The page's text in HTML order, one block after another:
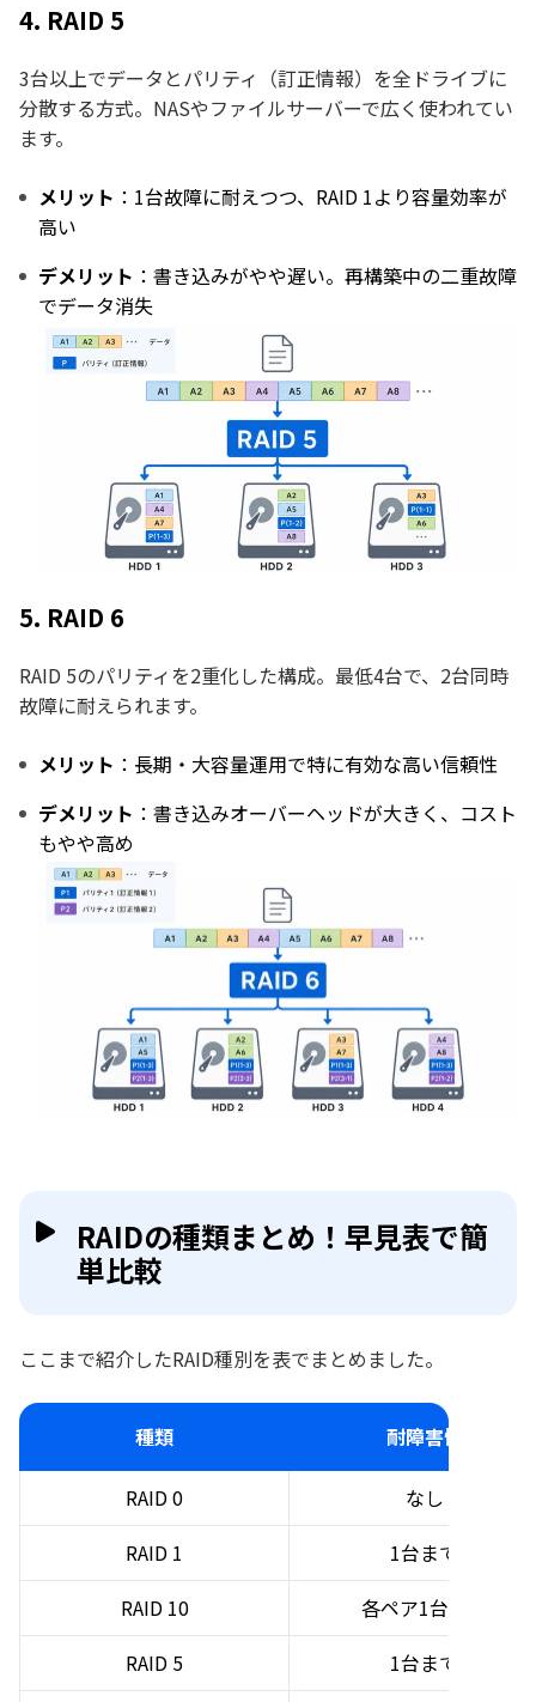
4. RAID 5
3台以上でデータとパリティ（訂正情報）を全ドライブに
分散する方式。NASやファイルサーバーで広く使われてい
ます。
メリット ：1台故障に耐えつつ、RAID 1より容量効率が
高い
デメリット ：書き込みがやや遅い。再構築中の二重故障
でデータ消失
5. RAID 6
RAID 5のパリティを2重化した構成。最低4台で、2台同時
故障に耐えられます。
メリット ：長期・大容量運用で特に有効な高い信頼性
デメリット ：書き込みオーバーヘッドが大きく、コスト
もやや高め
RAIDの種類まとめ！早見表で簡
単比較
ここまで紹介したRAID種別を表でまとめました。
種類 耐障害性
RAID 0
なし
RAID 1
1台まで
RAID 10
各ペア1台まで
RAID 5
1台まで